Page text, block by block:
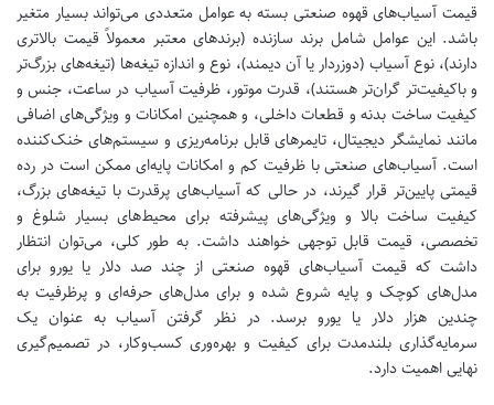
قیمت آسیاب‌های قهوه صنعتی بسته به عوامل متعددی می‌تواند بسیار متغیر
باشد. این عوامل شامل برند سازنده (برندهای معتبر معمولاً قیمت بالاتری
دارند)، نوع آسیاب (دوزردار یا آن دیمند)، نوع و اندازه تیغه‌ها (تیغه‌های بزرگ‌تر
و باکیفیت‌تر گران‌تر هستند)، قدرت موتور، ظرفیت آسیاب در ساعت، جنس و
کیفیت ساخت بدنه و قطعات داخلی، و همچنین امکانات و ویژگی‌های اضافی
مانند نمایشگر دیجیتال، تایمرهای قابل برنامه‌ریزی و سیستم‌های خنک‌کننده
است. آسیاب‌های صنعتی با ظرفیت کم و امکانات پایه‌ای ممکن است در رده
قیمتی پایین‌تر قرار گیرند، در حالی که آسیاب‌های پرقدرت با تیغه‌های بزرگ،
کیفیت ساخت بالا و ویژگی‌های پیشرفته برای محیط‌های بسیار شلوغ و
تخصصی، قیمت قابل توجهی خواهند داشت. به طور کلی، می‌توان انتظار
داشت که قیمت آسیاب‌های قهوه صنعتی از چند صد دلار یا یورو برای
مدل‌های کوچک و پایه شروع شده و برای مدل‌های حرفه‌ای و پرظرفیت به
چندین هزار دلار یا یورو برسد. در نظر گرفتن آسیاب به عنوان یک
سرمایه‌گذاری بلندمدت برای کیفیت و بهره‌وری کسب‌وکار، در تصمیم‌گیری
نهایی اهمیت دارد.